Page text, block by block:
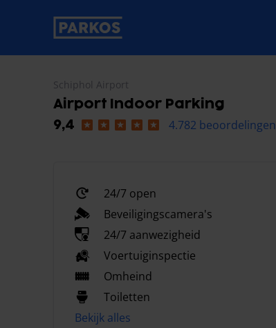
label-voor-primaire-navigatie
Schiphol Airport
Airport Indoor Parking
9,4
4.782 beoordelingen
24/7 open
Beveiligingscamera's
24/7 aanwezigheid
Voertuiginspectie
Omheind
Toiletten
Bekijk alles